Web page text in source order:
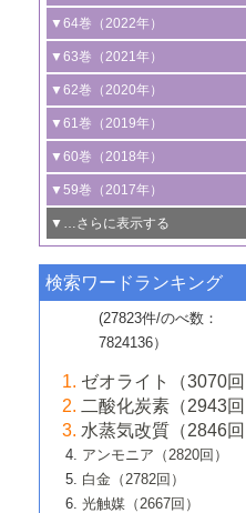
3号 有機分子変換やCO 資源化
光触媒に関する最近の研究
B号 第137回触媒討論会（2026
2号 水素製造のための水分解技術
る最近の研究
3号 オレフィン系樹脂の精密合
る最新技術
4号 アルコール類の効率的変換を
る非貴金属触媒の研究動向
5号 ゼオライトの合成と応用にお
究動向
6号 ヘテロ接合界面
B号 第135回触媒討論会（2025
2号 規制反応場を活用した固体触
の新展開
3号 未踏分子変換を目指した酸
ロセスの最前線
4号 シンクロトロン放射光および
線を利用した触媒解析技術の最先
5号 単原子触媒
6号 参照触媒委員会からのお知ら
B号 第133回触媒討論会（2023
1号 炭素が関わる触媒機能
2号 プラスチックケミカルリサイ
ための触媒技術
3号 非酸化物系金属化合物を基
触媒材料の開発
4号 格子酸素・格子酸素欠陥を利
触媒反応
5号 生体触媒によるエネルギー変
6号 窒素とリンの循環のための
能性材料
▼64巻（2022年）
1号 合成ガス製造とCOを用いる
ズ合成の最新動向
2号 化学品合成のための合金触
3号 CO の排出削減および有効
めの触媒技術
4号 若手による情報発信企画～
若き触媒の研究者たち～（1）
若き触媒の研究者たち～（2）
6号 石油のノーブル・ユースを志
触媒技術
大学：オンライン・対面開催）
▼63巻（2021年）
1号 金触媒の新展開
2号 ペロブスカイト
3号 特殊反応場を利用した触媒的
換反応
4号 多孔質材料を用いた触媒の
5号 情報学的手法を用いた触媒
6号 カーボンニュートラルに向
技術
B号 第127回触媒討論会（2021年
ライン開催(Zoom)のみ）
▼62巻（2020年）
1号 触媒設計を拓く欠陥構造のキ
タリゼーション
2号 機能化学品製造に資するク
触媒的酸化反応
3号 水処理のための触媒化学
4号 光触媒を用いた水分解の最
動向
5号 次世代の触媒プロセスを支え
6号 メタン転換技術の最新動向
B号 第125回触媒討論会（2020年
院大学）
▼61巻（2019年）
1号 物質移動制御に着目した触媒
ス開発
2号 CO2 フリー水素サプライチ
関わる触媒開発動向
3号 精密高分子合成に関する最
動向
4号 バイオマス化成品製造のため
5号 固体触媒による含窒素有機化
換の最前線
6号 貴金属使用量低減に向けた自
ガス浄化触媒の開発
B号 第123回触媒討論会（2019年
▼60巻（2018年）
1号 固体酸触媒の最新の研究動向
2号 二酸化炭素からの有用化学品
3号 ナノ粒子・クラスター触媒
4号 60周年記念企画
5号 進化するゼオライト合成技術
6号 非貴金属系触媒における電気
B号 第121回触媒討論会（2018年
大学）
▼59巻（2017年）
1号 いたるところに，触媒
最先端技術
3号 無機分離膜材料の開発と触媒
ロセスへの適用
5号 水素のふるまいを解き明かす
研究
6号 低級アルカンの有効利用のた
媒技術
B号 第119回触媒討論会（2017年
▼…さらに表示する
1号 ユニークな構造の高分子を生み
2号 リグニンからの化成品製造に向
媒技術
3号 触媒研究の最先端～とびたて若
者たち～（1）
4号 触媒研究の最先端～とびたて若
者たち～（2）
▼57巻（2015年）
1号 水素キャリアにかかわる触媒技
2号 石油精製用触媒の最近の進展
3号 固体酸化物形燃料電池（SOFC
るアノード触媒上での燃料直接改質
4号 コアシェル構造の制御による触
▼56巻（2014年）
2号 光触媒反応機構に関する最新の
向
開発動向
4号 人工光合成に向けた近年のアプ
1号 高耐久性燃料電池システム用触
ける新展開
2号 リビングラジカル重合の最近の
3号 天然ガスの化学工業的展開に関
媒技術
▼54巻（2012年）
1号 規則性多孔体の利用技術におけ
の進歩
2号 第109回触媒討論会
▼53巻（2011年）
1号 金属学から見る合金触媒の新展
2号 第107回触媒討論会
▼52巻（2010年）
1号 触媒の劣化対策と長寿命触媒開
検索ワードランキング
(27823件/のべ数：
7824136）
ゼオライト（3070回
二酸化炭素（2943回
水蒸気改質（2846回
アンモニア（2820回）
白金（2782回）
光触媒（2667回）